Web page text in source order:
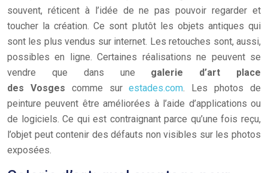
souvent, réticent à l’idée de ne pas pouvoir regarder et
toucher la création. Ce sont plutôt les objets antiques qui
sont les plus vendus sur internet. Les retouches sont, aussi,
possibles en ligne. Certaines réalisations ne peuvent se
vendre que dans une galerie d’art place
des Vosges comme surestades.com. Les photos de
peinture peuvent être améliorées à l’aide d’applications ou
de logiciels. Ce qui est contraignant parce qu’une fois reçu,
l’objet peut contenir des défauts non visibles sur les photos
exposées.